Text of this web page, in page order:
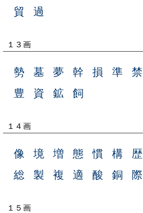
貿
過
１３画
勢 墓 夢 幹 損 準 禁
豊
資 鉱 飼
１４画
像 境 増 態 慣 構 歴
総
製 複 適 酸 銅 際
１５画